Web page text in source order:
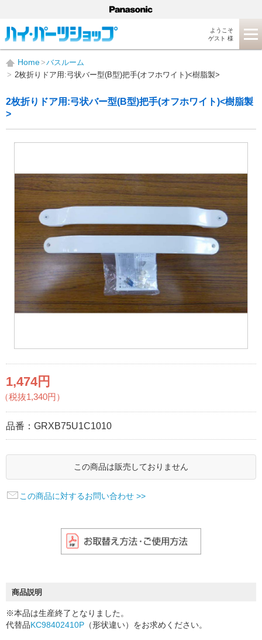
ようこそ
ゲスト 様
Home
バスルーム
2枚折りドア用:弓状バー型(B型)把手(オフホワイト)<樹脂製>
2枚折りドア用:弓状バー型(B型)把手(オフホワイト)<樹脂製
>
1,474円
（税抜1,340円）
品番： GRXB75U1C1010
この商品は販売しておりません
この商品に対するお問い合わせ >>
商品説明
※本品は生産終了となりました。
代替品KC98402410P （形状違い）をお求めください。